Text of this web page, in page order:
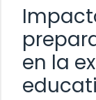
en la